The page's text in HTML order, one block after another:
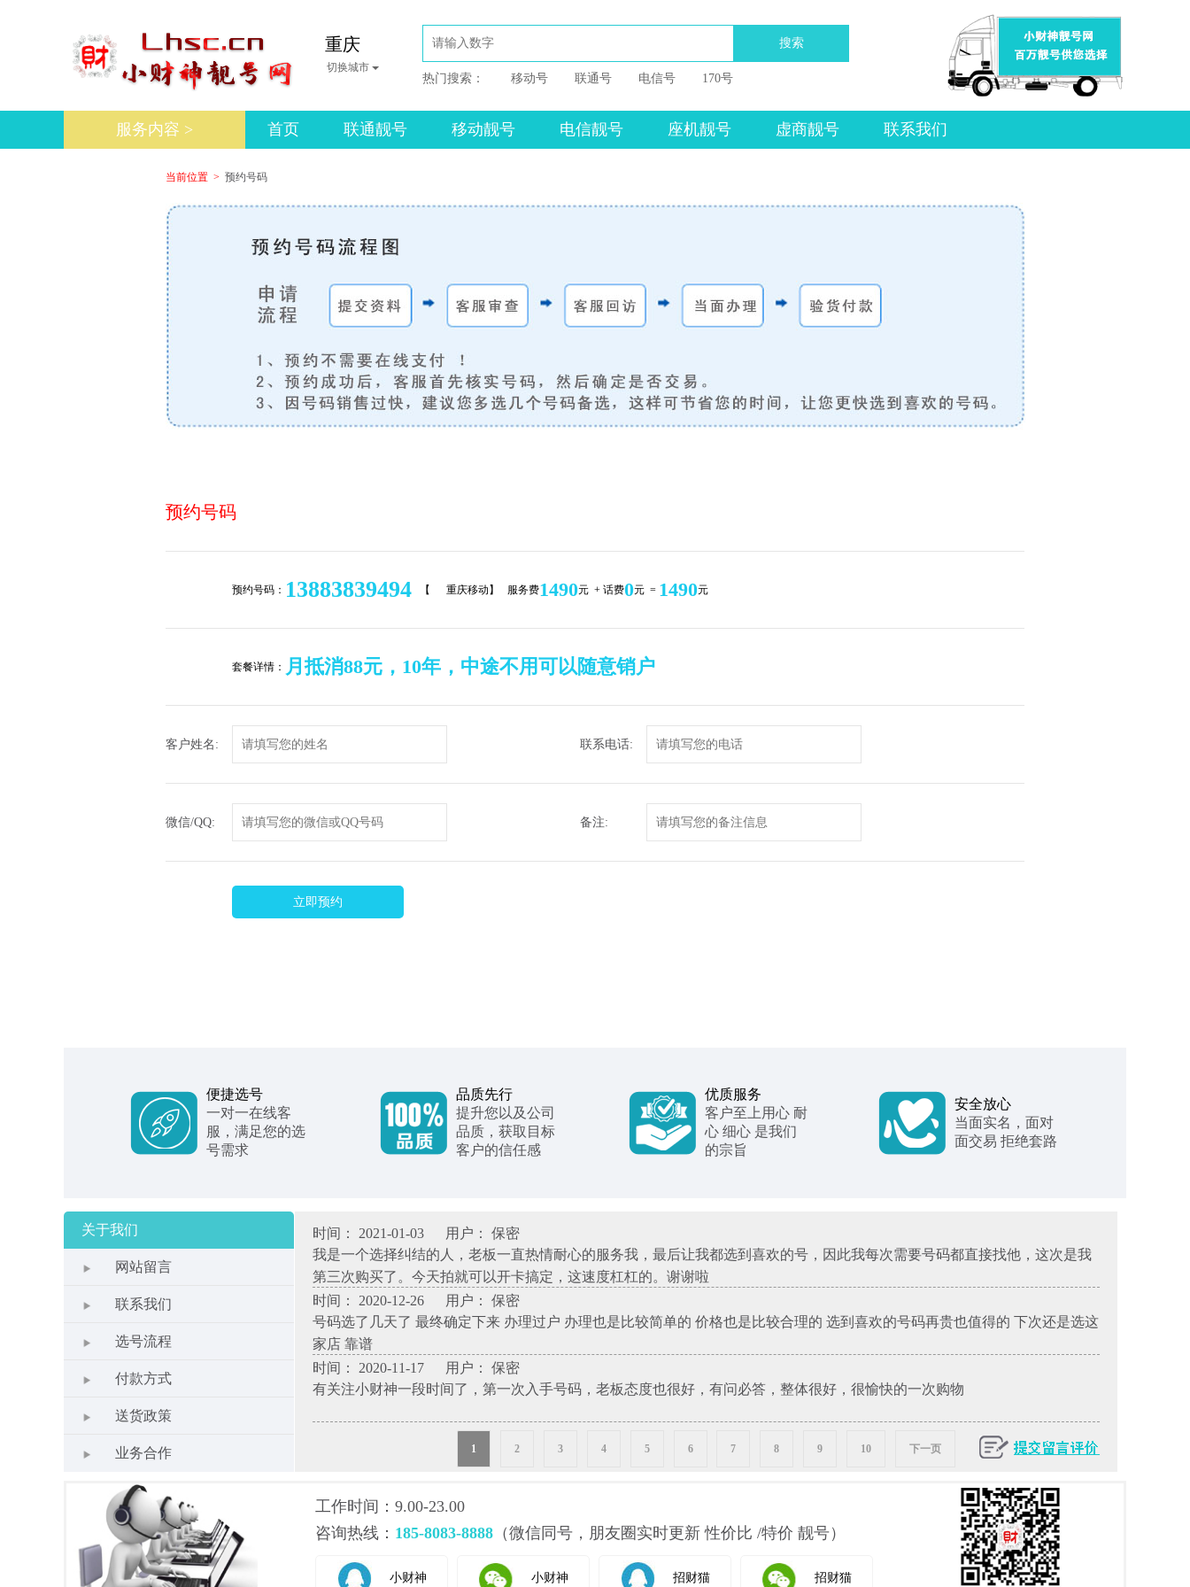
重庆
切换城市
搜索
热门搜索： 移动号 联通号 电信号 170号
服务内容 > 首页 联通靓号 移动靓号 电信靓号 座机靓号 虚商靓号 联系我们
当前位置 > 预约号码
预约号码
预约号码： 13883839494 【 重庆移动】 服务费1490元 + 话费0元 = 1490元
套餐详情： 月抵消88元，10年，中途不用可以随意销户
客户姓名: 联系电话:
微信/QQ: 备注:
立即预约
便捷选号
一对一在线客
服，满足您的选
号需求
品质先行
提升您以及公司
品质，获取目标
客户的信任感
优质服务
客户至上用心 耐
心 细心 是我们
的宗旨
安全放心
当面实名，面对
面交易 拒绝套路
关于我们
网站留言
联系我们
选号流程
付款方式
送货政策
业务合作
时间： 2021-01-03
用户： 保密
我是一个选择纠结的人，老板一直热情耐心的服务我，最后让我都选到喜欢的号，因此我每次需要号码都直接找他，这次是我
第三次购买了。今天拍就可以开卡搞定，这速度杠杠的。谢谢啦
时间： 2020-12-26
用户： 保密
号码选了几天了 最终确定下来 办理过户 办理也是比较简单的 价格也是比较合理的 选到喜欢的号码再贵也值得的 下次还是选这
家店 靠谱
时间： 2020-11-17
用户： 保密
有关注小财神一段时间了，第一次入手号码，老板态度也很好，有问必答，整体很好，很愉快的一次购物
1 2 3 4 5 6 7 8 9 10 下一页
工作时间：9.00-23.00
咨询热线： 185-8083-8888 （微信同号，朋友圈实时更新 性价比 /特价 靓号）
小财神 小财神 招财猫 招财猫